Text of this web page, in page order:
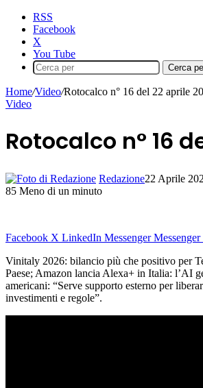
RSS
Facebook
X
You Tube
Cerca
Home/Video/Rotocalco n° 16 del 22 aprile
Video
Rotocalco n° 16
Redazione22 Aprile
85 Meno di un minuto
Facebook X LinkedIn Messenger Messenger
Vinitaly 2026: bilancio più che positivo per
Paese; Amazon lancia Alexa+ in Italia: l’AI
americani: “Serve supporto esterno per
investimenti e regole”.